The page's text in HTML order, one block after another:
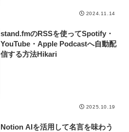
2024.11.14
stand.fmのRSSを使ってSpotify・
YouTube・Apple Podcastへ自動配
信する方法Hikari
2025.10.19
Notion AIを活用して名言を味わう